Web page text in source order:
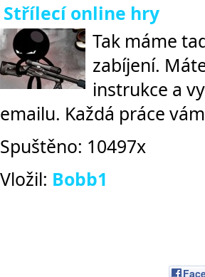
Střílecí online hry
Tak máme
zabíjení.
instrukce a
emailu. Každá práce
Spuštěno: 10497x
Vložil: Bobb1